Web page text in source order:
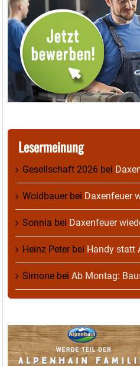
Lesermeinung
Gesellschaft 2026 bei
Woidbauerbei Daxenfeuer
Sonnia bei Daxenfeuer
Heinz Peterbei Handy statt
Simone bei Ab Montag: